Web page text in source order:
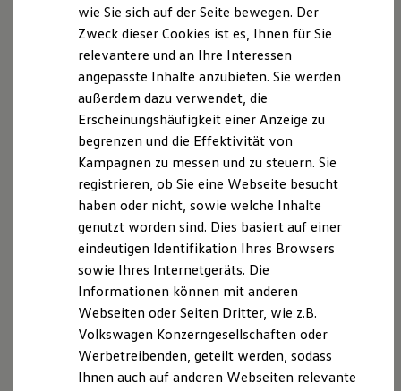
Fahrerassistenz- und Sicherheitssysteme
Kontrollleuchten
Kurzfahrprofile und Ölverdünnung
XTL-Dieselkraftstoff
Ersatzteile und Betriebsflüssigkeiten
Original Zubehör und Lifestyle Produkte
myVolkswagen
myVolkswagen Business
Elektrisch & Autonom
Elektro - & Hybridfahrzeuge
Unser Ansatz
Klimafreundlicher Strom
Reichweite & Ladelösungen
Reichweitensimulator
Ladezeitensimulator
Ladelösungen für Privatkunden
Ladelösungen für Gewerbekunden
Wallbox und Ladekabel
Förderung & Kosten der Elektrofahrzeuge
Fördermöglichkeiten für Privatkunden
Fördermöglichkeiten für Gewerbekunden
wie Sie sich auf der Seite bewegen. Der
Zweck dieser Cookies ist es, Ihnen für Sie
relevantere und an Ihre Interessen
angepasste Inhalte anzubieten. Sie werden
außerdem dazu verwendet, die
Erscheinungshäufigkeit einer Anzeige zu
begrenzen und die Effektivität von
Kampagnen zu messen und zu steuern. Sie
registrieren, ob Sie eine Webseite besucht
haben oder nicht, sowie welche Inhalte
genutzt worden sind. Dies basiert auf einer
eindeutigen Identifikation Ihres Browsers
sowie Ihres Internetgeräts. Die
Informationen können mit anderen
Webseiten oder Seiten Dritter, wie z.B.
Volkswagen Konzerngesellschaften oder
Werbetreibenden, geteilt werden, sodass
Ihnen auch auf anderen Webseiten relevante